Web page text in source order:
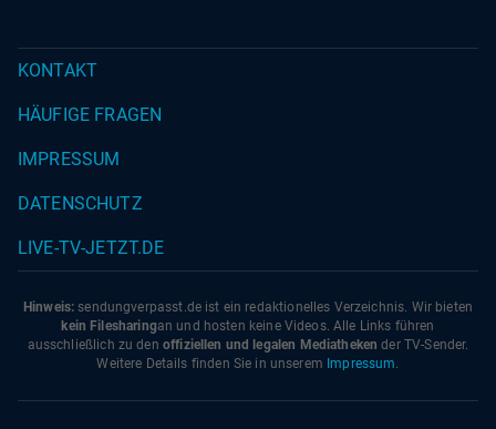
KONTAKT
HÄUFIGE FRAGEN
IMPRESSUM
DATENSCHUTZ
LIVE-TV-JETZT.DE
Hinweis: sendungverpasst.de ist ein redaktionelles Verzeichnis. Wir bieten
kein Filesharingan und hosten keine Videos. Alle Links führen
ausschließlich zu den offiziellen und legalen Mediatheken der TV-Sender.
Weitere Details finden Sie in unserem Impressum.